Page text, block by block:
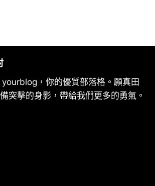
，你的優質部落格。願真田
突擊的身影，帶給我們更多的勇氣。